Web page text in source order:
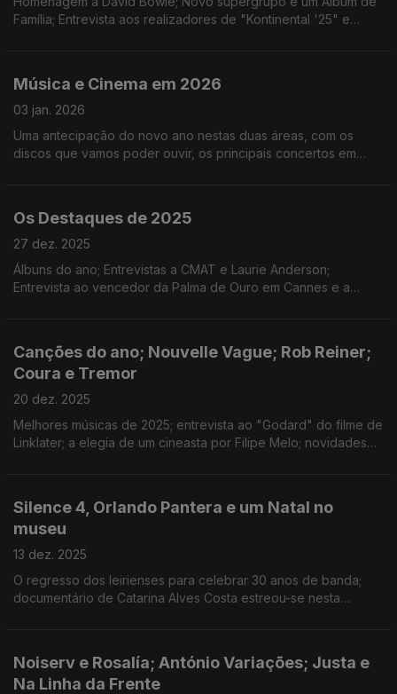
Família; Entrevista aos realizadores de "Kontinental '25" e
Música e Cinema em 2026
03 jan. 2026
Uma antecipação do novo ano nestas duas áreas, com os
discos que vamos poder ouvir, os principais concertos em
Os Destaques de 2025
27 dez. 2025
Álbuns do ano; Entrevistas a CMAT e Laurie Anderson;
Entrevista ao vencedor da Palma de Ouro em Cannes e a
Canções do ano; Nouvelle Vague; Rob Reiner;
Coura e Tremor
20 dez. 2025
Melhores músicas de 2025; entrevista ao "Godard" do filme de
Linklater; a elegia de um cineasta por Filipe Melo; novidades
Silence 4, Orlando Pantera e um Natal no
museu
13 dez. 2025
O regresso dos leirienses para celebrar 30 anos de banda;
documentário de Catarina Alves Costa estreou-se nesta
Noiserv e Rosalía; António Variações; Justa e
Na Linha da Frente